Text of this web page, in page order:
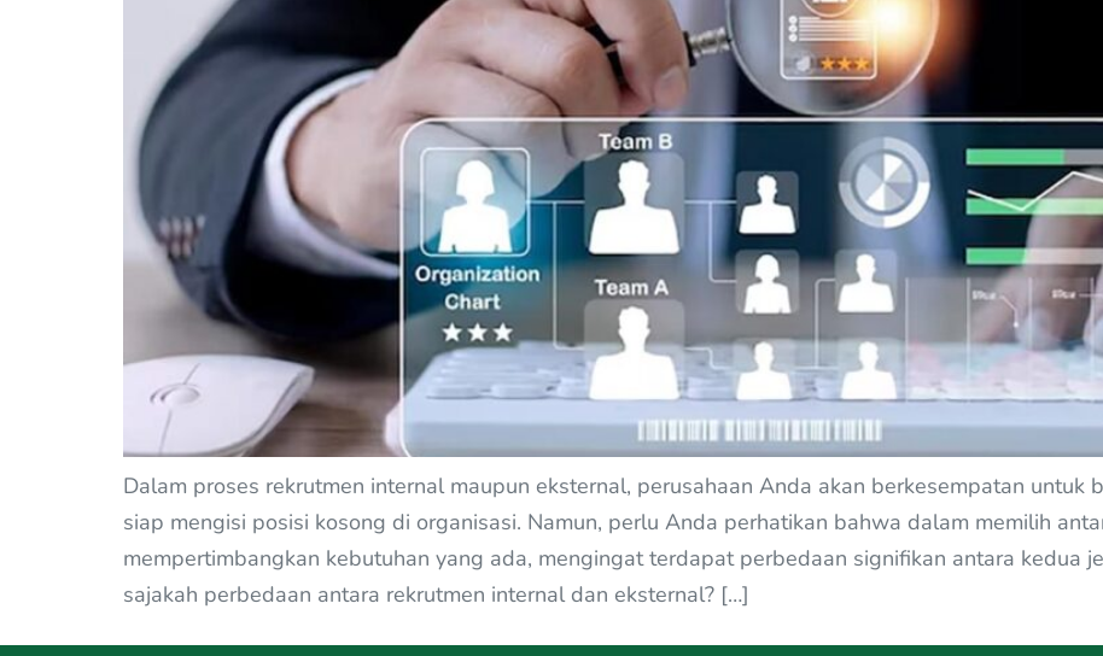
Dalam proses rekrutmen internal maupun eksternal, perusahaan Anda akan berkesempatan untuk
siap mengisi posisi kosong di organisasi. Namun, perlu Anda perhatikan bahwa dalam memilih
mempertimbangkan kebutuhan yang ada, mengingat terdapat perbedaan signifikan antara kedua
sajakah perbedaan antara rekrutmen internal dan eksternal? […]